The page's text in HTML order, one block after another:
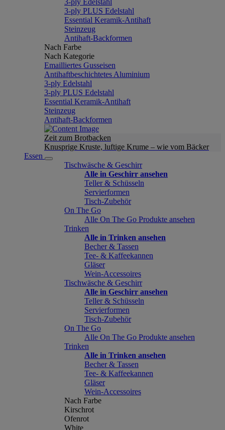
3-ply Edelstahl
3-ply PLUS Edelstahl
Essential Keramik-Antihaft
Steinzeug
Antihaft-Backformen
Nach Farbe
Nach Kategorie
Emailliertes Gusseisen
Antihaftbeschichtetes Aluminium
3-ply Edelstahl
3-ply PLUS Edelstahl
Essential Keramik-Antihaft
Steinzeug
Antihaft-Backformen
Zeit zum Brotbacken
Knusprige Kruste, luftige Krume – wie vom Bäcker
Essen
Tischwäsche & Geschirr
Alle in Geschirr ansehen
Teller & Schüsseln
Servierformen
Tisch-Zubehör
On The Go
Alle On The Go Produkte ansehen
Trinken
Alle in Trinken ansehen
Becher & Tassen
Tee- & Kaffeekannen
Gläser
Wein-Accessoires
Tischwäsche & Geschirr
Alle in Geschirr ansehen
Teller & Schüsseln
Servierformen
Tisch-Zubehör
On The Go
Alle On The Go Produkte ansehen
Trinken
Alle in Trinken ansehen
Becher & Tassen
Tee- & Kaffeekannen
Gläser
Wein-Accessoires
Nach Farbe
Kirschrot
Ofenrot
White